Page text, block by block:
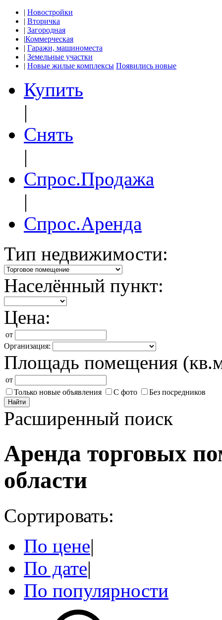
| Новостройки
| Вторичка
| Загородная
|Коммерческая
| Гаражи, машиноместа
| Земельные участки
| Новые жилые комплексы Появились новые
Купить
|
Снять
|
Спрос.Продажа
|
Спрос.Аренда
Тип недвижимости:
Населённый пункт:
Цена:
от
Организация:
Площадь помещения
от
Только новые объявления
С фото Без посредников
Найти
Расширенный поиск
Аренда торговых
области
Сортировать:
По цене|
По дате|
По популярности